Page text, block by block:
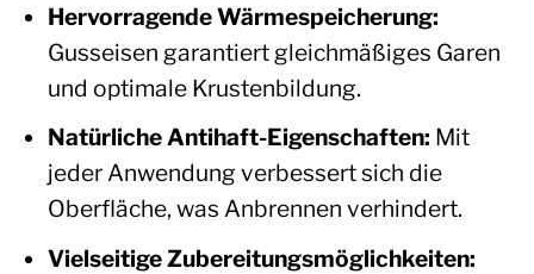
Hervorragende Wärmespeicherung:
Gusseisen garantiert gleichmäßiges Garen
und optimale Krustenbildung.
Natürliche Antihaft-Eigenschaften: Mit
jeder Anwendung verbessert sich die
Oberfläche, was Anbrennen verhindert.
Vielseitige Zubereitungsmöglichkeiten: